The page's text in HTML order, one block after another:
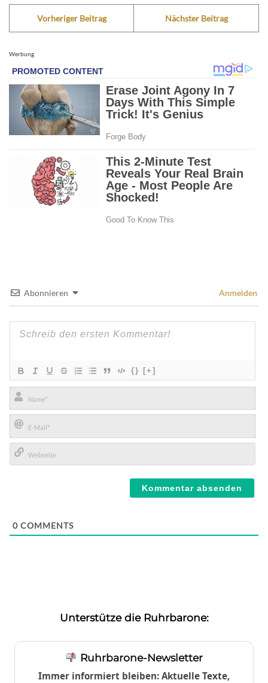
Vorheriger Beitrag Nächster Beitrag
Werbung
Abonnieren Anmelden
{} [+]
Name*
E-
Mail*
0 COMMENTS
Unterstütze die Ruhrbarone:
Ruhrbarone-Newsletter
Immer informiert bleiben: Aktuelle Texte,